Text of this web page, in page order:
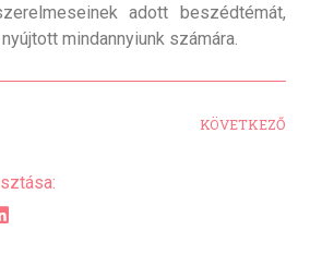
adott beszédtémát,
mindannyiunk számára.
KÖVETKEZŐ